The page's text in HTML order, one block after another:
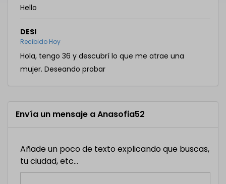
Hello
DESI
Recibido Hoy
Hola, tengo 36 y descubrí lo que me atrae una
mujer. Deseando probar
Envía un mensaje a Anasofia52
Añade un poco de texto explicando que buscas,
tu ciudad, etc...